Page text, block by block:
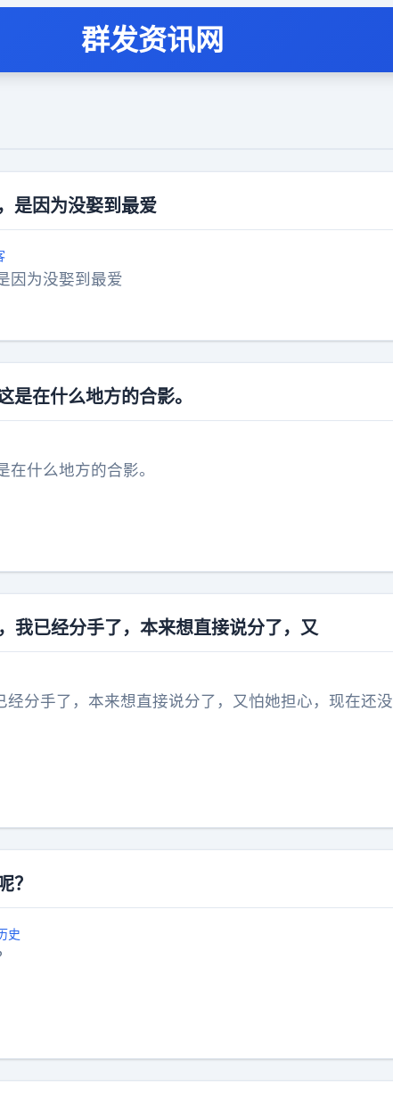
群发资讯网
是因为没娶到最爱
因为没娶到最爱
是在什么地方的合影。
什么地方的合影。
我已经分手了，本来想直接说分了，又
分手了，本来想直接说分了，又怕她担心，现在还没
？
史